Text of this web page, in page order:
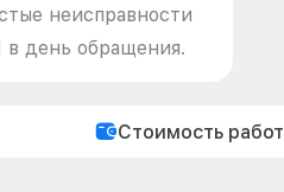
неисправности
в день обращения.
Стоимость работ